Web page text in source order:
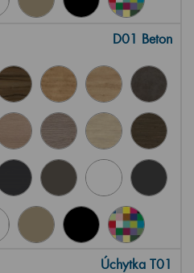
D01 Beton
Úchytka T01